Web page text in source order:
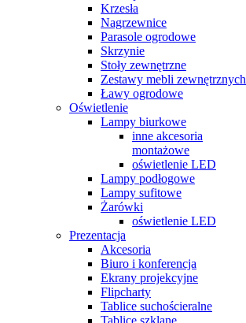
Krzesła
Nagrzewnice
Parasole ogrodowe
Skrzynie
Stoły zewnętrzne
Zestawy mebli zewnętrznych
Ławy ogrodowe
Oświetlenie
Lampy biurkowe
inne akcesoria
montażowe
oświetlenie LED
Lampy podłogowe
Lampy sufitowe
Żarówki
oświetlenie LED
Prezentacja
Akcesoria
Biuro i konferencja
Ekrany projekcyjne
Flipcharty
Tablice suchościeralne
Tablice szklane